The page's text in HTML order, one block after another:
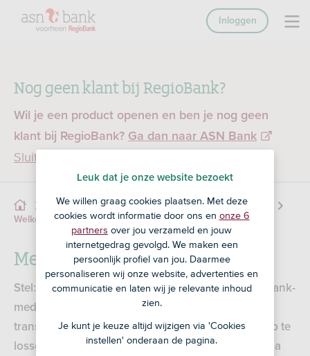
Nog geen klant bij RegioBank?
Wil je een product openen en ben je nog geen
klant bij RegioBank? Ga dan naar ASN Bank
Sluiten
Inloggen
Service Online Bankieren
Veilig bankieren
Welke soorten fraude zijn er?
Meekijksoftware
Meekijksoftware
Stel: je wordt gebeld door iemand die zegt RegioBank-
medewerkster te zijn. Zij vertelt dat ze verdachte
transacties op je rekening ziet. En om dit voor je op te
lossen, kijkt ze graag even mee op je apparaat – via
Leuk dat je onze website bezoekt
We willen graag cookies plaatsen. Met deze
cookies wordt informatie door ons en onze 6
partners over jou verzameld en jouw
internetgedrag gevolgd. We maken een
persoonlijk profiel van jou. Daarmee
personaliseren wij onze website, advertenties en
communicatie en laten wij je relevante inhoud
zien.
Je kunt je keuze altijd wijzigen via 'Cookies
instellen' onderaan de pagina.